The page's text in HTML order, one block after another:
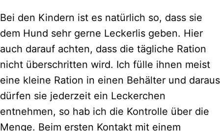
Bei den Kindern ist es natürlich so, dass sie
dem Hund sehr gerne Leckerlis geben. Hier
auch darauf achten, dass die tägliche Ration
nicht überschritten wird. Ich fülle ihnen meist
eine kleine Ration in einen Behälter und daraus
dürfen sie jederzeit ein Leckerchen
entnehmen, so hab ich die Kontrolle über die
Menge. Beim ersten Kontakt mit einem